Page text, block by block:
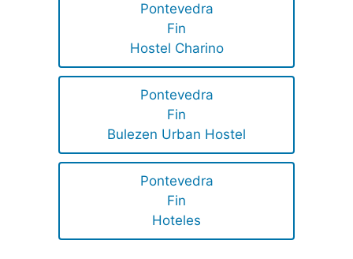
Pontevedra
Fin
Hostel Charino
Pontevedra
Fin
Bulezen Urban Hostel
Pontevedra
Fin
Hoteles